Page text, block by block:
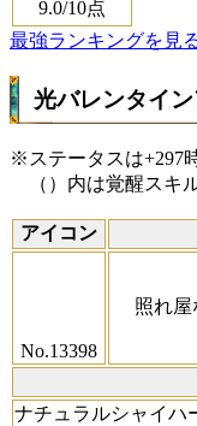
9.0/10点
最強ランキングを見
光バレンタイ
※ステータスは+297
（）内は覚醒スキ
アイコン
No.13398
照れ
ナチュラルシャイハ